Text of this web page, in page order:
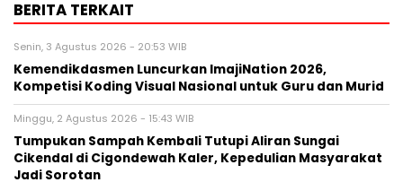
BERITA TERKAIT
Senin, 3 Agustus 2026 - 20:53 WIB
Kemendikdasmen Luncurkan ImajiNation 2026,
Kompetisi Koding Visual Nasional untuk Guru dan Murid
Minggu, 2 Agustus 2026 - 15:43 WIB
Tumpukan Sampah Kembali Tutupi Aliran Sungai
Cikendal di Cigondewah Kaler, Kepedulian Masyarakat
Jadi Sorotan